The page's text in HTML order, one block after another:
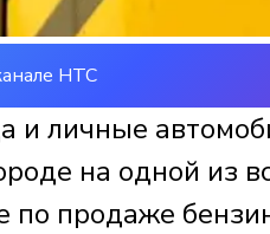
НТС
и личные
на одной из
по продаже